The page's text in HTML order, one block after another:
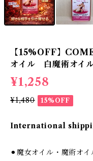
【15%OFF】
オイル 白魔術オイ
¥1,258
¥1,480 15%OFF
International
⚫︎魔女オイル・魔術オ